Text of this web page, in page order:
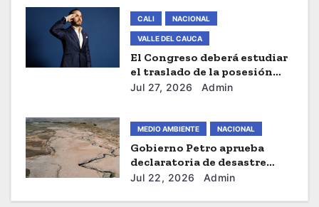
t
r
a
a
s
CALI NACIONAL
VALLE DEL CAUCA
El Congreso deberá estudiar
el traslado de la posesión
presidencial de Abelardo De
Jul 27, 2026 Admin
MEDIO AMBIENTE NACIONAL
Gobierno Petro aprueba
declaratoria de desastre
nacional por fenómeno de El
Jul 22, 2026 Admin